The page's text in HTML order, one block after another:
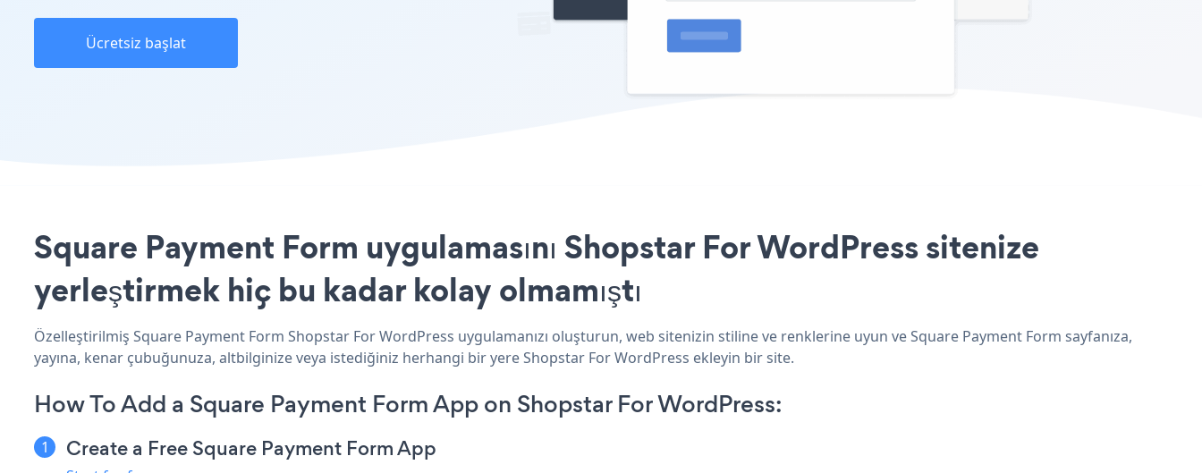
Ücretsiz başlat
Square Payment Form uygulamasını Shopstar For WordPress sitenize
yerleştirmek hiç bu kadar kolay olmamıştı
Özelleştirilmiş Square Payment Form Shopstar For WordPress uygulamanızı oluşturun, web sitenizin stiline ve renklerine uyun ve Square Payment Form sayfanıza,
yayına, kenar çubuğunuza, altbilginize veya istediğiniz herhangi bir yere Shopstar For WordPress ekleyin bir site.
How To Add a Square Payment Form App on Shopstar For WordPress:
Create a Free Square Payment Form App